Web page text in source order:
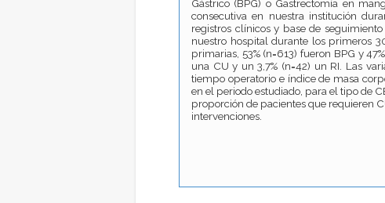
Gástrico (BPG) o Gastrectomía en
consecutiva en nuestra institución
registros clínicos y base de
nuestro hospital durante los primeros
primarias, 53% (n=613) fueron BPG y
una CU y un 3,7% (n=42) un RI. Las
tiempo operatorio e índice de masa
en el periodo estudiado, para el tipo de
proporción de pacientes que requieren
intervenciones.